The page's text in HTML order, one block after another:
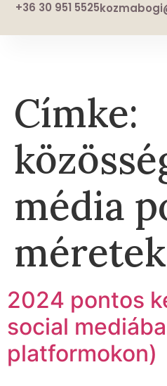
+36 30 951 5525
Címke:
média
méretek
2024 pontos
social
platformokon)